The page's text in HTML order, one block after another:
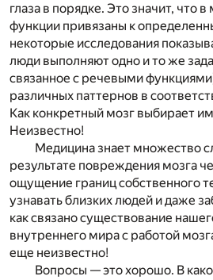
глаза в порядке. Это значит, что
функции привязаны к
некоторые исследования
люди выполняют одно и то же
связанное с речевыми
различных паттернов в
Как конкретный мозг выбирает
Неизвестно!
Медицина знает множество
результате повреждения мозга
ощущение границ собственного
узнавать близких людей и даже
как связано существование
внутреннего мира с работой
еще неизвестно!
Вопросы — это хорошо. В